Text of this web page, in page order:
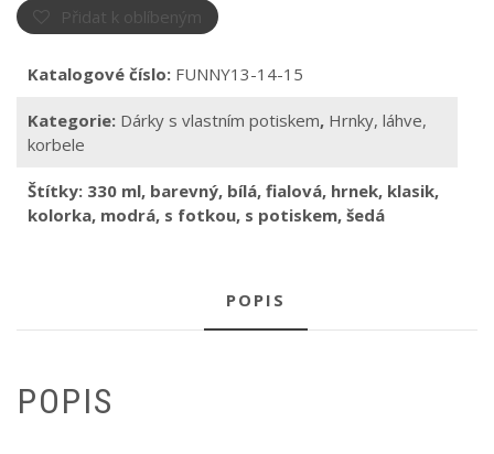
vlastním
potiskem
Přidat k oblíbeným
Katalogové číslo: FUNNY13-14-15
Kategorie: Dárky s vlastním potiskem, Hrnky, láhve,
korbele
Štítky: 330 ml, barevný, bílá, fialová, hrnek, klasik,
kolorka, modrá, s fotkou, s potiskem, šedá
POPIS
POPIS